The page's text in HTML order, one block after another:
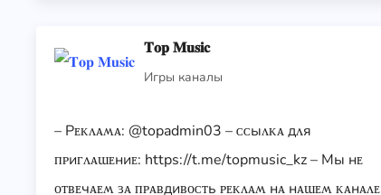
𝐓𝐨𝐩 𝐌𝐮𝐬𝐢𝐜
Игры каналы
– Рᴇᴋᴧᴀʍᴀ: @topadmin03 – ᴄᴄыᴧᴋᴀ дᴧя
ᴨᴩиᴦᴧᴀɯᴇниᴇ: https://t.me/topmusic_kz – Мы нᴇ
ᴏᴛʙᴇчᴀᴇʍ ɜᴀ ᴨᴩᴀʙдиʙᴏᴄᴛь ᴩᴇᴋᴧᴀʍ нᴀ нᴀɯᴇʍ ᴋᴀнᴀᴧᴇ